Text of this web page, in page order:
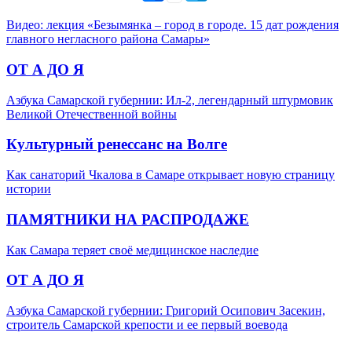
Видео: лекция «Безымянка – город в городе. 15 дат рождения
главного негласного района Самары»
ОТ А ДО Я
Азбука Самарской губернии: Ил-2, легендарный штурмовик
Великой Отечественной войны
Культурный ренессанс на Волге
Как санаторий Чкалова в Самаре открывает новую страницу
истории
ПАМЯТНИКИ НА РАСПРОДАЖЕ
Как Самара теряет своё медицинское наследие
ОТ А ДО Я
Азбука Самарской губернии: Григорий Осипович Засекин,
строитель Самарской крепости и ее первый воевода